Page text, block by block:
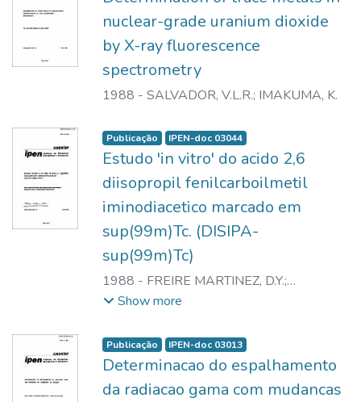
nuclear-grade uranium dioxide
by X-ray fluorescence
spectrometry
1988 - SALVADOR, V.L.R.; IMAKUMA, K.
Publicação IPEN-doc 03044
Estudo 'in vitro' do acido 2,6
diisopropil fenilcarboilmetil
iminodiacetico marcado em
sup(99m)Tc. (DISIPA-
sup(99m)Tc)
1988 - FREIRE MARTINEZ, D.Y.;
BARBOZA, M.R.F.F.
Show more
Publicação IPEN-doc 03013
Determinacao do espalhamento
da radiacao gama com mudancas